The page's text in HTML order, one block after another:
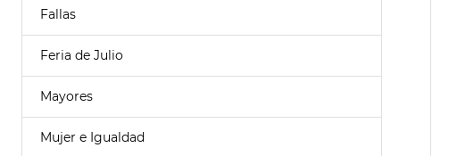
Fallas
Feria de Julio
Mayores
Mujer e Igualdad